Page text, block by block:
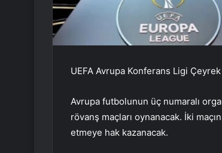
UEFA Avrupa Konferans Ligi
Avrupa futbolunun üç numaralı
rövanş maçları oynanacak. İki
etmeye hak kazanacak.